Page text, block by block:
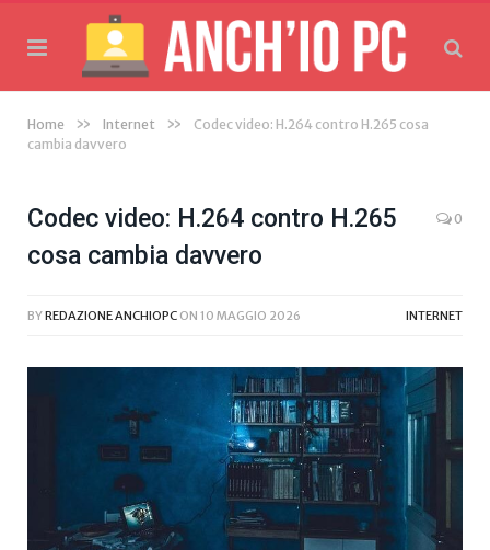
Home » Internet »
Codec video: H.264 contro H.265 cosa
cambia davvero
Codec video: H.264 contro H.265
cosa cambia davvero
0
BYREDAZIONE ANCHIOPC ON 10 MAGGIO 2026 INTERNET